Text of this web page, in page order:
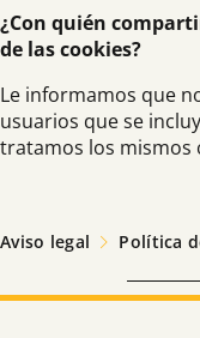
¿Con quién
de las cookies?
Le informamos que
usuarios que se
tratamos los mismos
Aviso legal Política